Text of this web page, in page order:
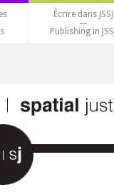
Écrire dans JSSJ
Publishing in JSSJ